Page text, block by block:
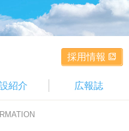
採用情報
紹介 広報誌